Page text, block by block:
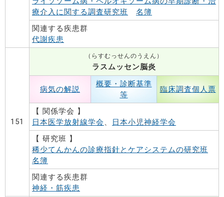
療介入に関する調査研究班
名簿
関連する疾患群
代謝疾患
151
（らすむっせんのうえん）
ラスムッセン脳炎
病気の解説
概要・診断基準
等
臨床調査個人票
【 関係学会 】
日本医学放射線学会 、
日本小児神経学会
【 研究班 】
稀少てんかんの診療指針とケアシステムの研究班
名簿
関連する疾患群
神経・筋疾患